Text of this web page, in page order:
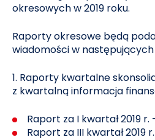
okresowych w 2019 roku.
Raporty okresowe będą
wiadomości w
1. Raporty kwartalne
z kwartalną informacja
Raport za I kwartał 2019 r.
Raport za III kwartał 2019 r.